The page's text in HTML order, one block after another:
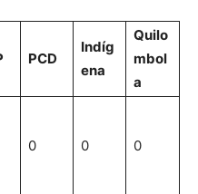
PCD
Indíg
ena
Quilo
mbol
a
0 0 0